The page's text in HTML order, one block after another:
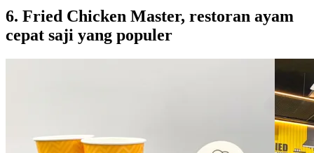
6. Fried Chicken Master, restoran ayam
cepat saji yang populer